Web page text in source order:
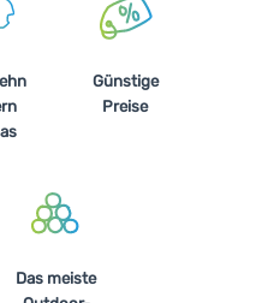
Günstige
Preise
Das meiste